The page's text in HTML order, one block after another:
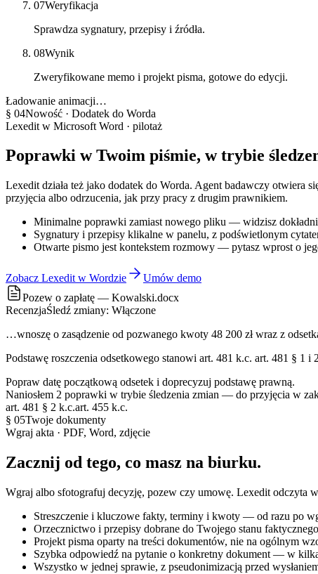
07Weryfikacja
Sprawdza sygnatury, przepisy i źródła.
08Wynik
Zweryfikowane memo i projekt pisma, gotowe do edycji.
Ładowanie animacji…
§ 04Nowość · Dodatek do Worda
Lexedit w Microsoft Word · pilotaż
Poprawki w Twoim piśmie, w trybie
Lexedit działa też jako dodatek do Worda. Agent badawczy otwiera
przyjęcia albo odrzucenia, jak przy pracy z drugim prawnikiem.
Minimalne poprawki zamiast nowego pliku — widzisz
Sygnatury i przepisy klikalne w panelu, z podświetlonym
Otwarte pismo jest kontekstem rozmowy — pytasz wprost o
Zobacz Lexedit w Wordzie
Umów demo
Pozew o zapłatę — Kowalski.docx
RecenzjaŚledź zmiany: Włączone
…wnoszę o zasądzenie od pozwanego kwoty 48 200 zł wraz z
Podstawę roszczenia odsetkowego stanowi art. 481 k.c. art. 481 § 1 i
Popraw datę początkową odsetek i doprecyzuj podstawę prawną.
Naniosłem 2 poprawki w trybie śledzenia zmian — do przyjęcia w
art. 481 § 2 k.c.art. 455 k.c.
§ 05Twoje dokumenty
Wgraj akta · PDF, Word, zdjęcie
Zacznij od tego, co masz na biurku.
Wgraj albo sfotografuj decyzję, pozew czy umowę. Lexedit
Streszczenie i kluczowe fakty, terminy i kwoty — od razu po
Orzecznictwo i przepisy dobrane do Twojego stanu
Projekt pisma oparty na treści dokumentów, nie na ogólnym
Szybka odpowiedź na pytanie o konkretny dokument — w
Wszystko w jednej sprawie, z pseudonimizacją przed